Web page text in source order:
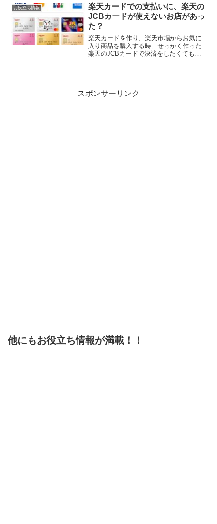
のコーディネートで使えるベーシックな
トップスが欲しい」「シン...
お役立ち情報
楽天カードでの支払いに、楽天の
JCBカードが使えないお店があっ
た？
楽天カードを作り、楽天市場からお気に
入り商品を購入する時、せっかく作った
楽天のJCBカードで決済をしたくても出
スポンサーリンク
他にもお役立ち情報が満載！！